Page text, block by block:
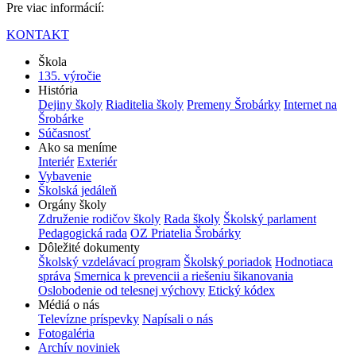
Pre viac informácií:
KONTAKT
Škola
135. výročie
História
Dejiny školy Riaditelia školy Premeny Šrobárky Internet na
Šrobárke
Súčasnosť
Ako sa meníme
Interiér Exteriér
Vybavenie
Školská jedáleň
Orgány školy
Združenie rodičov školy Rada školy Školský parlament
Pedagogická rada OZ Priatelia Šrobárky
Dôležité dokumenty
Školský vzdelávací program Školský poriadok Hodnotiaca
správa Smernica k prevencii a riešeniu šikanovania
Oslobodenie od telesnej výchovy Etický kódex
Médiá o nás
Televízne príspevky Napísali o nás
Fotogaléria
Archív noviniek